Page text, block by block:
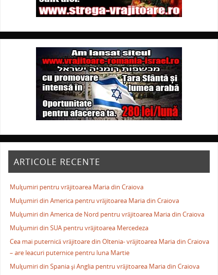
ARTICOLE RECENTE
Mulţumiri pentru vrăjitoarea Maria din Craiova
Mulţumiri din America pentru vrăjitoarea Maria din Craiova
Mulţumiri din America de Nord pentru vrăjitoarea Maria din Craiova
Mulţumiri din SUA pentru vrăjitoarea Mercedeza
Cea mai puternică vrăjitoare din Oltenia- vrăjitoarea Maria din Craiova
– are leacuri puternice pentru luna Martie
Mulţumiri din Spania şi Anglia pentru vrăjitoarea Maria din Craiova